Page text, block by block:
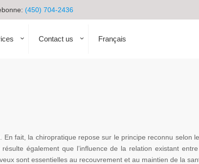
(450) 704-2436
Contact us Français
fait, la chiropratique repose sur le principe reconnu selon
également que l’influence de la relation existant
sont essentielles au recouvrement et au maintien de la